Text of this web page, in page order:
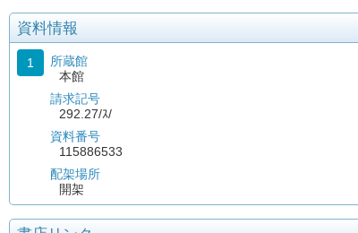
資料情報
1
所蔵館
本館
請求記号
292.27/ｽ/
資料番号
115886533
配架場所
開架